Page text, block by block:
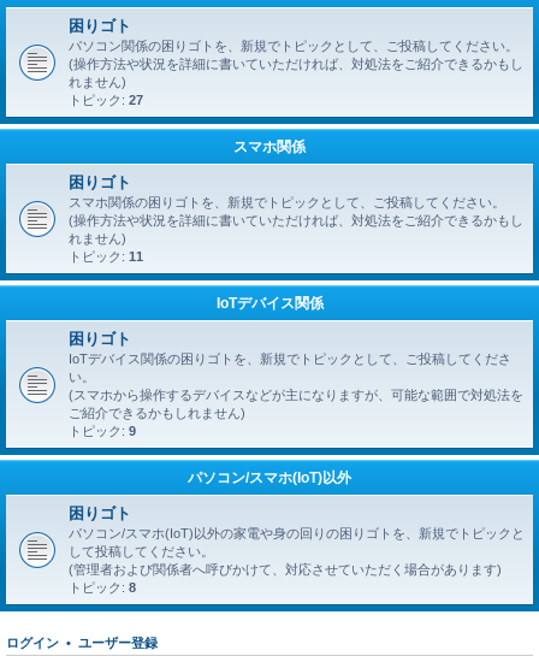
困りゴト
パソコン関係の困りゴトを、新規でトピックとして、ご投稿してください。
(操作方法や状況を詳細に書いていただければ、対処法をご紹介できるかもし
れません)
トピック: 27
スマホ関係
困りゴト
スマホ関係の困りゴトを、新規でトピックとして、ご投稿してください。
(操作方法や状況を詳細に書いていただければ、対処法をご紹介できるかもし
れません)
トピック: 11
IoTデバイス関係
困りゴト
IoTデバイス関係の困りゴトを、新規でトピックとして、ご投稿してくださ
い。
(スマホから操作するデバイスなどが主になりますが、可能な範囲で対処法を
ご紹介できるかもしれません)
トピック: 9
パソコン/スマホ(IoT)以外
困りゴト
パソコン/スマホ(IoT)以外の家電や身の回りの困りゴトを、新規でトピックと
して投稿してください。
(管理者および関係者へ呼びかけて、対応させていただく場合があります)
トピック: 8
ログイン • ユーザー登録